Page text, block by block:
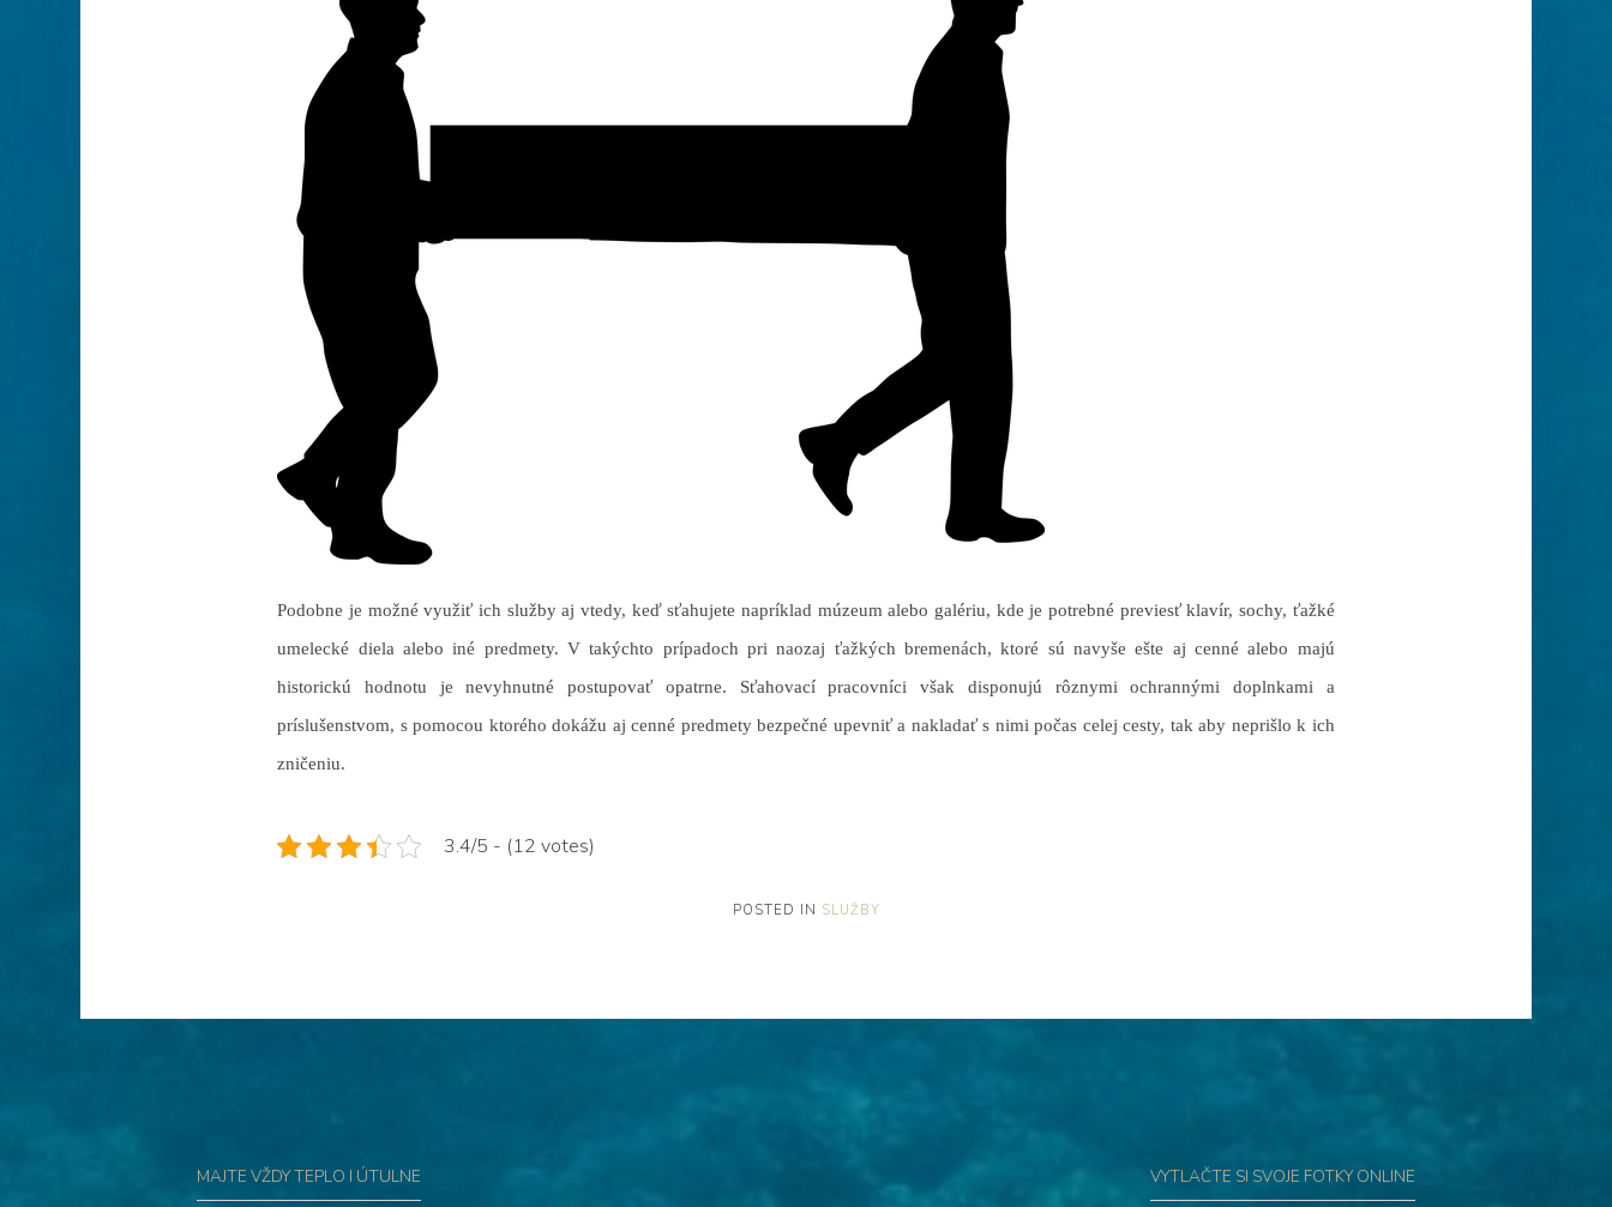
Podobne je možné využiť ich služby aj vtedy, keď sťahujete napríklad múzeum alebo galériu, kde je potrebné previesť klavír, sochy, ťažké
umelecké diela alebo iné predmety. V takýchto prípadoch pri naozaj ťažkých bremenách, ktoré sú navyše ešte aj cenné alebo majú
historickú hodnotu je nevyhnutné postupovať opatrne. Sťahovací pracovníci však disponujú rôznymi ochrannými doplnkami a
príslušenstvom, s pomocou ktorého dokážu aj cenné predmety bezpečné upevniť a nakladať s nimi počas celej cesty, tak aby neprišlo k ich
zničeniu.
3.4/5 - (12 votes)
POSTED IN SLUŽBY
VYTLAČTE SI SVOJE FOTKY ONLINE
MAJTE VŽDY TEPLO I ÚTULNE